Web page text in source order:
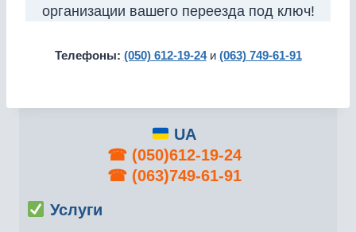
организации вашего переезда под ключ!
Телефоны: (050) 612-19-24и (063) 749-61-91
UA
☎︎ (050)612-19-24
☎︎ (063)749-61-91
Услуги